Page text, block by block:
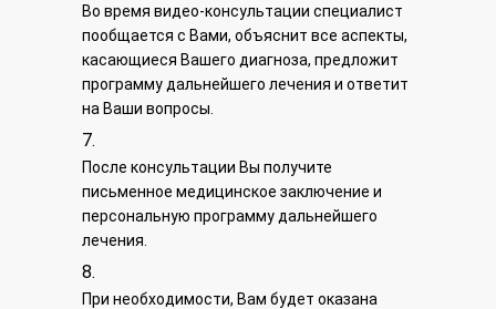
Во время видео-консультации специалист
пообщается с Вами, объяснит все аспекты,
касающиеся Вашего диагноза, предложит
программу дальнейшего лечения и ответит
на Ваши вопросы.
После консультации Вы получите
письменное медицинское заключение и
персональную программу дальнейшего
лечения.
При необходимости, Вам будет оказана